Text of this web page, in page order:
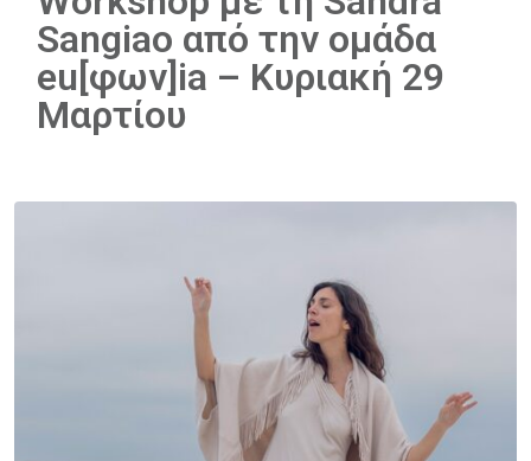
Sangiao από την ομάδα
eu[φων]ia – Κυριακή 29
Μαρτίου